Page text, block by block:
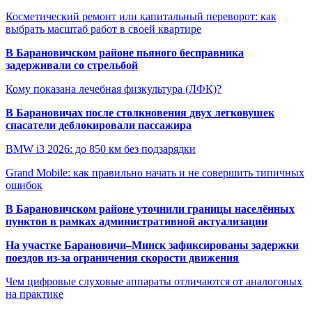
Косметический ремонт или капитальный переворот: как
выбрать масштаб работ в своей квартире
В Барановичском районе пьяного бесправника
задерживали со стрельбой
Кому показана лечебная физкультура (ЛФК)?
В Барановичах после столкновения двух легковушек
спасатели деблокировали пассажира
BMW i3 2026: до 850 км без подзарядки
Grand Mobile: как правильно начать и не совершить типичных
ошибок
В Барановичском районе уточнили границы населённых
пунктов в рамках административной актуализации
На участке Барановичи–Минск зафиксированы задержки
поездов из-за ограничения скорости движения
Чем цифровые слуховые аппараты отличаются от аналоговых
на практике